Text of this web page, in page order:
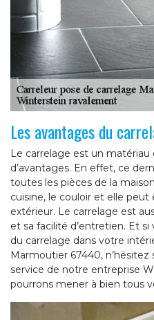
Les avantages du
Le carrelage est un
d’avantages. En effet, ce
toutes les pièces de la
cuisine, le couloir et elle
extérieur. Le carrelage est
et sa facilité d’entretien. Et
du carrelage dans votre
Marmoutier 67440,
service de notre entreprise
pourrons mener à bien tous